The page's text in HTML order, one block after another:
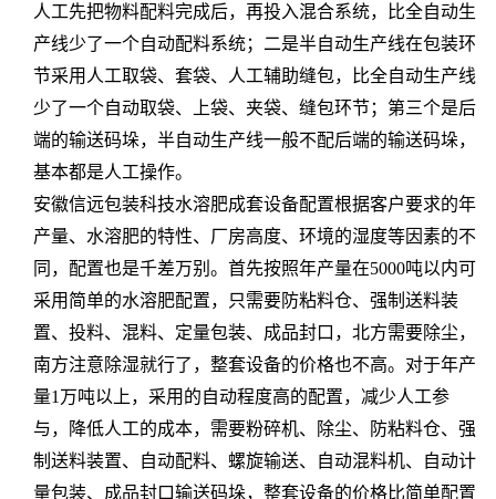
人工先把物料配料完成后，再投入混合系统，比全自动生
产线少了一个自动配料系统；二是半自动生产线在包装环
节采用人工取袋、套袋、人工辅助缝包，比全自动生产线
少了一个自动取袋、上袋、夹袋、缝包环节；第三个是后
端的输送码垛，半自动生产线一般不配后端的输送码垛，
基本都是人工操作。
安徽信远包装科技水溶肥成套设备配置根据客户要求的年
产量、水溶肥的特性、厂房高度、环境的湿度等因素的不
同，配置也是千差万别。首先按照年产量在5000吨以内可
采用简单的水溶肥配置，只需要防粘料仓、强制送料装
置、投料、混料、定量包装、成品封口，北方需要除尘，
南方注意除湿就行了，整套设备的价格也不高。对于年产
量1万吨以上，采用的自动程度高的配置，减少人工参
与，降低人工的成本，需要粉碎机、除尘、防粘料仓、强
制送料装置、自动配料、螺旋输送、自动混料机、自动计
量包装、成品封口输送码垛，整套设备的价格比简单配置